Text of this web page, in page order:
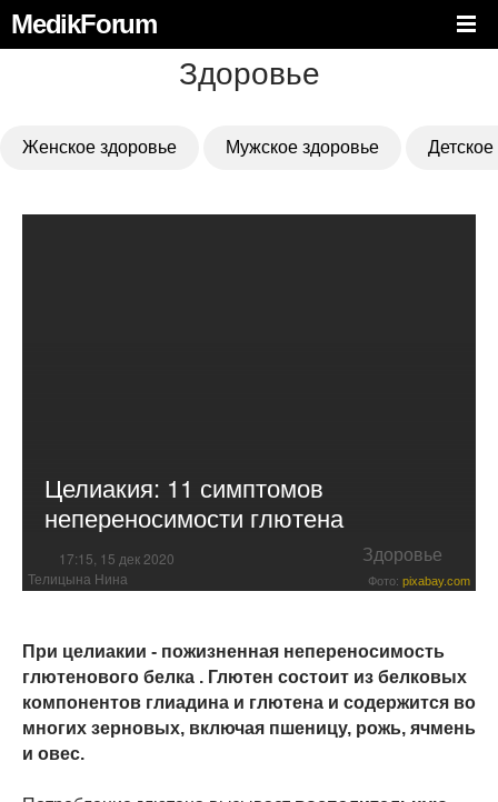
MedikForum
Здоровье
Женское здоровье Мужское здоровье
Целиакия: 11 симптомов
непереносимости глютена
17:15, 15 дек 2020 Здоровье
Телицына Нина Фото: pixabay.com
При целиакии - пожизненная непереносимость
глютенового белка . Глютен состоит из белковых
компонентов глиадина и глютена и содержится во
многих зерновых, включая пшеницу, рожь, ячмень
и овес.